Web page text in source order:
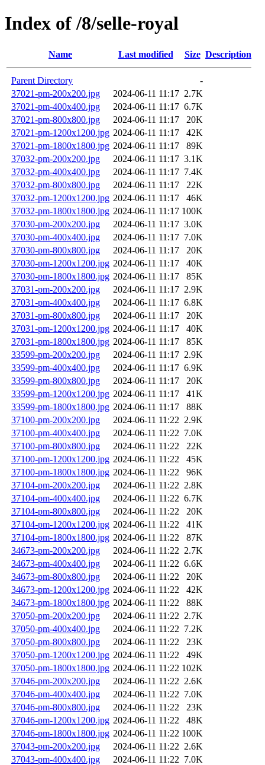
Index of /8/selle-royal
Name Last modified Size Description
Parent Directory
-
37021-pm-200x200.jpg
2024-06-11 11:17 2.7K
37021-pm-400x400.jpg
2024-06-11 11:17 6.7K
37021-pm-800x800.jpg
2024-06-11 11:17
20K
37021-pm-1200x1200.jpg 2024-06-11 11:17
42K
37021-pm-1800x1800.jpg 2024-06-11 11:17
89K
37032-pm-200x200.jpg
2024-06-11 11:17 3.1K
37032-pm-400x400.jpg
2024-06-11 11:17 7.4K
37032-pm-800x800.jpg
2024-06-11 11:17
22K
37032-pm-1200x1200.jpg 2024-06-11 11:17
46K
37032-pm-1800x1800.jpg 2024-06-11 11:17 100K
37030-pm-200x200.jpg
2024-06-11 11:17 3.0K
37030-pm-400x400.jpg
2024-06-11 11:17 7.0K
37030-pm-800x800.jpg
2024-06-11 11:17
20K
37030-pm-1200x1200.jpg 2024-06-11 11:17
40K
37030-pm-1800x1800.jpg 2024-06-11 11:17
85K
37031-pm-200x200.jpg
2024-06-11 11:17 2.9K
37031-pm-400x400.jpg
2024-06-11 11:17 6.8K
37031-pm-800x800.jpg
2024-06-11 11:17
20K
37031-pm-1200x1200.jpg 2024-06-11 11:17
40K
37031-pm-1800x1800.jpg 2024-06-11 11:17
85K
33599-pm-200x200.jpg
2024-06-11 11:17 2.9K
33599-pm-400x400.jpg
2024-06-11 11:17 6.9K
33599-pm-800x800.jpg
2024-06-11 11:17
20K
33599-pm-1200x1200.jpg 2024-06-11 11:17
41K
33599-pm-1800x1800.jpg 2024-06-11 11:17
88K
37100-pm-200x200.jpg
2024-06-11 11:22 2.9K
37100-pm-400x400.jpg
2024-06-11 11:22 7.0K
37100-pm-800x800.jpg
2024-06-11 11:22
22K
37100-pm-1200x1200.jpg 2024-06-11 11:22
45K
37100-pm-1800x1800.jpg 2024-06-11 11:22
96K
37104-pm-200x200.jpg
2024-06-11 11:22 2.8K
37104-pm-400x400.jpg
2024-06-11 11:22 6.7K
37104-pm-800x800.jpg
2024-06-11 11:22
20K
37104-pm-1200x1200.jpg 2024-06-11 11:22
41K
37104-pm-1800x1800.jpg 2024-06-11 11:22
87K
34673-pm-200x200.jpg
2024-06-11 11:22 2.7K
34673-pm-400x400.jpg
2024-06-11 11:22 6.6K
34673-pm-800x800.jpg
2024-06-11 11:22
20K
34673-pm-1200x1200.jpg 2024-06-11 11:22
42K
34673-pm-1800x1800.jpg 2024-06-11 11:22
88K
37050-pm-200x200.jpg
2024-06-11 11:22 2.7K
37050-pm-400x400.jpg
2024-06-11 11:22 7.2K
37050-pm-800x800.jpg
2024-06-11 11:22
23K
37050-pm-1200x1200.jpg 2024-06-11 11:22
49K
37050-pm-1800x1800.jpg 2024-06-11 11:22 102K
37046-pm-200x200.jpg
2024-06-11 11:22 2.6K
37046-pm-400x400.jpg
2024-06-11 11:22 7.0K
37046-pm-800x800.jpg
2024-06-11 11:22
23K
37046-pm-1200x1200.jpg 2024-06-11 11:22
48K
37046-pm-1800x1800.jpg 2024-06-11 11:22 100K
37043-pm-200x200.jpg
2024-06-11 11:22 2.6K
37043-pm-400x400.jpg
2024-06-11 11:22 7.0K